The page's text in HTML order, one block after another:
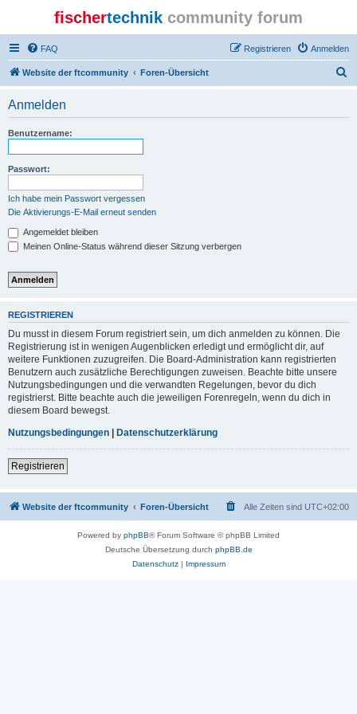
fischertechnik community forum
FAQ Anmelden
Registrieren
Website der ftcommunity Foren-Übersicht
Anmelden
Benutzername:
Passwort:
Ich habe mein Passwort vergessen
Die Aktivierungs-E-Mail erneut senden
Angemeldet bleiben
Meinen Online-Status während dieser Sitzung verbergen
REGISTRIEREN
Du musst in diesem Forum registriert sein, um dich anmelden zu können. Die
Registrierung ist in wenigen Augenblicken erledigt und ermöglicht dir, auf
weitere Funktionen zuzugreifen. Die Board-Administration kann registrierten
Benutzern auch zusätzliche Berechtigungen zuweisen. Beachte bitte unsere
Nutzungsbedingungen und die verwandten Regelungen, bevor du dich
registrierst. Bitte beachte auch die jeweiligen Forenregeln, wenn du dich in
diesem Board bewegst.
Nutzungsbedingungen | Datenschutzerklärung
Registrieren
Website der ftcommunity Foren-Übersicht Alle Zeiten sind UTC+02:00
Powered by phpBB® Forum Software © phpBB Limited
Deutsche Übersetzung durch phpBB.de
Datenschutz| Impressum